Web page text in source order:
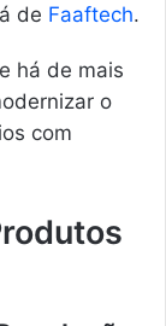
de Faaftech.
há de mais
o
com